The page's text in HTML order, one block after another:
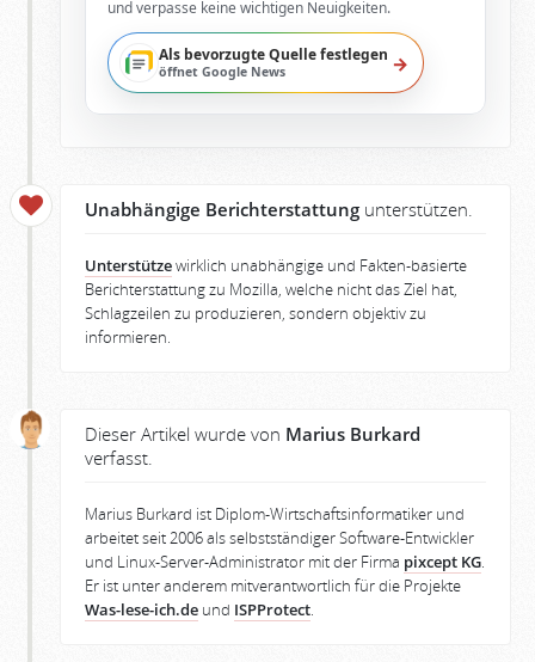
und verpasse keine wichtigen Neuigkeiten.
Als bevorzugte Quelle festlegen
öffnet Google News →
Unabhängige Berichterstattung unterstützen.
Unterstützewirklich unabhängige und Fakten-basierte
Berichterstattung zu Mozilla, welche nicht das Ziel hat,
Schlagzeilen zu produzieren, sondern objektiv zu
informieren.
Dieser Artikel wurde von Marius Burkard
verfasst.
Marius Burkard ist Diplom-Wirtschaftsinformatiker und
arbeitet seit 2006 als selbstständiger Software-Entwickler
und Linux-Server-Administrator mit der Firma pixcept KG.
Er ist unter anderem mitverantwortlich für die Projekte
Was-lese-ich.de und ISPProtect.